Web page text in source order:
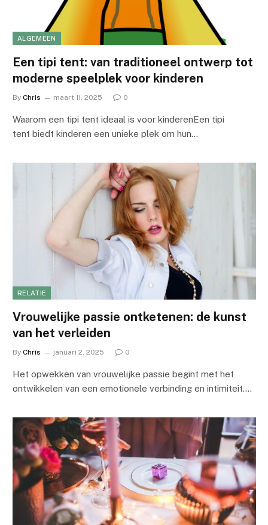
ALGEMEEN
Een tipi tent: van traditioneel ontwerp tot
moderne speelplek voor kinderen
By Chris maart 11, 2025 0
Waarom een tipi tent ideaal is voor kinderenEen tipi
tent biedt kinderen een unieke plek om hun…
RELATIE
Vrouwelijke passie ontketenen: de kunst
van het verleiden
By Chris januari 2, 2025 0
Het opwekken van vrouwelijke passie begint met het
ontwikkelen van een emotionele verbinding en intimiteit.…